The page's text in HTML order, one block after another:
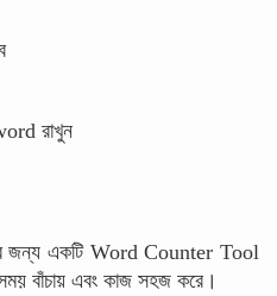
রাখুন
জন্য একটি Word Counter Tool
বাঁচায় এবং কাজ সহজ করে।